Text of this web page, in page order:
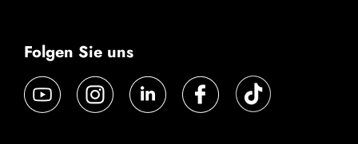
Folgen Sie uns